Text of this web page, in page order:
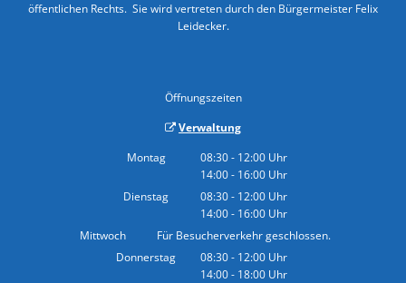
öffentlichen Rechts. Sie wird vertreten durch den Bürgermeister Felix
Leidecker.
Öffnungszeiten
Verwaltung
Montag
08:30- 12:00 Uhr
Von 08:30 bis 12:00 Uhr
14:00- 16:00 Uhr
Von 14:00 bis 16:00 Uhr
Dienstag 08:30- 12:00 Uhr
Von 08:30 bis 12:00 Uhr
14:00- 16:00 Uhr
Von 14:00 bis 16:00 Uhr
Mittwoch
Für Besucherverkehr geschlossen.
Donnerstag
08:30- 12:00 Uhr
Von 08:30 bis 12:00 Uhr
14:00- 18:00 Uhr